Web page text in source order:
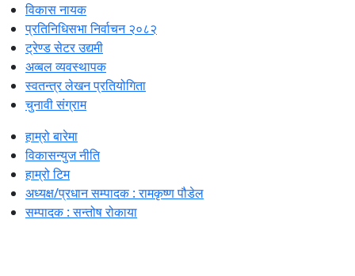
विकास नायक
प्रतिनिधिसभा निर्वाचन २०८२
ट्रेण्ड सेटर उद्यमी
अव्बल व्यवस्थापक
स्वतन्त्र लेखन प्रतियोगिता
चुनावी संग्राम
हाम्रो बारेमा
विकासन्युज नीति
हाम्रो टिम
अध्यक्ष/प्रधान सम्पादक : रामकृष्ण पौडेल
सम्पादक : सन्तोष रोकाया